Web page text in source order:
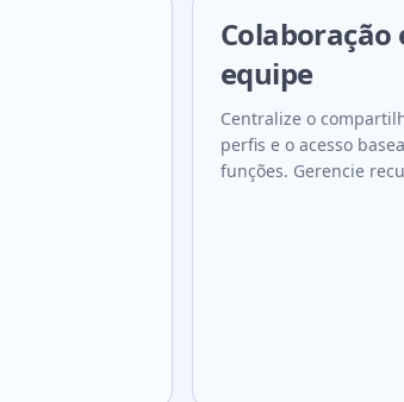
Colaboração
equipe
Centralize o
perfis e o acesso
funções. Gerencie